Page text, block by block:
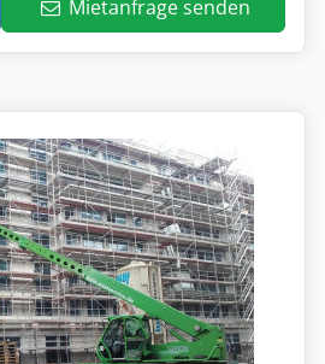
Mietanfrage senden